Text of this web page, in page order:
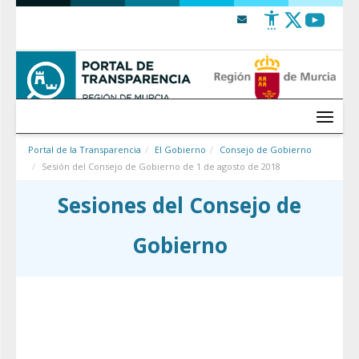
Saltar al contenido
Menú
Portal de la Transparencia El Gobierno
Consejo de Gobierno
Sesión del Consejo de Gobierno de 1 de agosto de 2018
Sesiones del Consejo de
Gobierno